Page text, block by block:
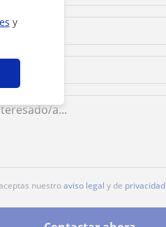
y
nuestroaviso legal y de privacidad